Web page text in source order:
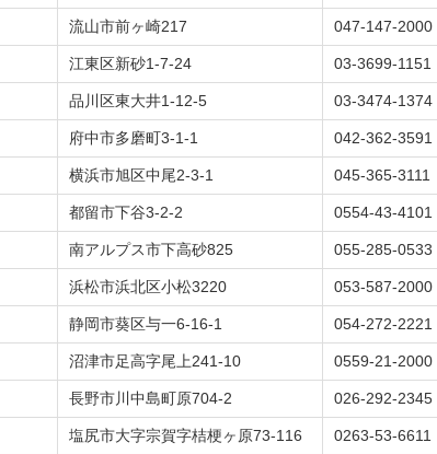
流山市前ヶ崎217 047-147-2000
江東区新砂1-7-24 03-3699-1151
品川区東大井1-12-5 03-3474-1374
府中市多磨町3-1-1 042-362-3591
横浜市旭区中尾2-3-1 045-365-3111
都留市下谷3-2-2 0554-43-4101
南アルプス市下高砂825 055-285-0533
浜松市浜北区小松3220 053-587-2000
静岡市葵区与一6-16-1 054-272-2221
沼津市足高字尾上241-10 0559-21-2000
長野市川中島町原704-2 026-292-2345
塩尻市大字宗賀字桔梗ヶ原73-116 0263-53-6611